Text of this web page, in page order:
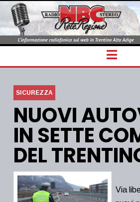
SICUREZZA
NUOVI
IN SETTE
DEL
Via